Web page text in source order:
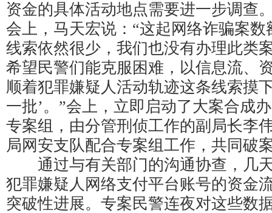
资金的具体活动地点需要进一步调查
会上，马天宏说：“这起网络诈骗案
线索依然很少，我们也没有办理此类
希望民警们能克服困难，以信息流、
顺着犯罪嫌疑人活动轨迹这条线索摸
一批’。”会上，立即启动了大案合成
专案组，由分管刑侦工作的副局长李
局网安支队配合专案组工作，共同破
通过与有关部门的沟通协查，几
犯罪嫌疑人网络支付平台账号的资金
突破性进展。专案民警连夜对这些数